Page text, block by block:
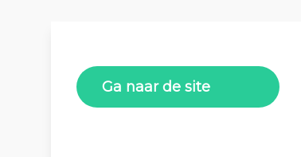
Ga naar de site